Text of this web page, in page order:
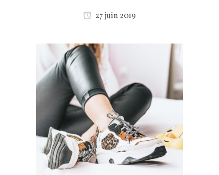
27 juin 2019